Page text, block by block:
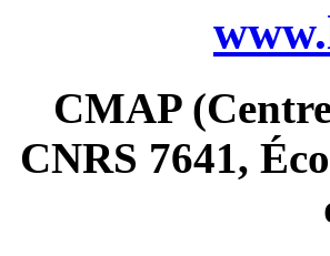
CMAP
CNRS 7641,